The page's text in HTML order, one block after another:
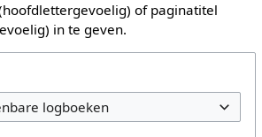
of paginatitel
in te geven.
logboeken